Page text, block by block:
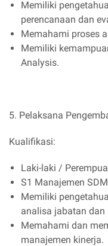
Memiliki
perencanaan dan
Memahami proses
Memiliki
Analysis.
5. Pelaksana
Kualifikasi:
Laki-laki /
S1 Manajemen
Memiliki
analisa jabatan dan
Memahami dan
manajemen kinerja.